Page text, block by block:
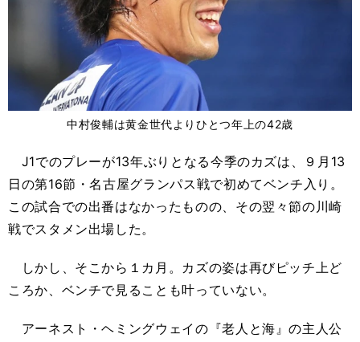
中村俊輔は黄金世代よりひとつ年上の42歳
J1でのプレーが13年ぶりとなる今季のカズは、９月13
日の第16節・名古屋グランパス戦で初めてベンチ入り。
この試合での出番はなかったものの、その翌々節の川崎
戦でスタメン出場した。
しかし、そこから１カ月。カズの姿は再びピッチ上ど
ころか、ベンチで見ることも叶っていない。
アーネスト・ヘミングウェイの『老人と海』の主人公